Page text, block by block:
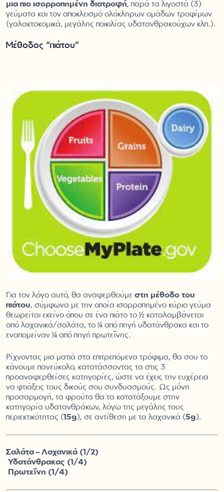
μια πιο ισορροπημένη διατροφή, παρά τα λιγοστά (3)
γεύματα και τον αποκλεισμό ολόκληρων ομάδων τροφίμων
(γαλακτοκομικά, μεγάλης ποικιλίας υδατανθρακούχων κλπ.).
Μέθοδος “πιάτου”
Για τον λόγο αυτό, θα αναφερθούμε στη μέθοδο του
πιάτου, σύμφωνα με την οποία ισορροπημένο κύριο γεύμα
θεωρείται εκείνο όπου σε ένα πιάτο το ½ καταλαμβάνεται
από λαχανικά/σαλάτα, το ¼ από πηγή υδατάνθρακα και το
εναπομείναν ¼ από πηγή πρωτεΐνης.
Ρίχνοντας μια ματιά στα επιτρεπόμενα τρόφιμα, θα σου το
κάνουμε πανεύκολο, κατατάσσοντας τα στις 3
προαναφερθείσες κατηγορίες, ώστε να έχεις την ευχέρεια
να φτιάξεις τους δικούς σου συνδυασμούς. Ως μόνη
προσαρμογή, τα φρούτα θα τα κατατάξουμε στην
κατηγορία υδατανθράκων, λόγω της μεγάλης τους
περιεκτικότητας (15g), σε αντίθεση με τα λαχανικά (5g).
Σαλάτα – Λαχανικά (1/2)
Υδατάνθρακας (1/4)
Πρωτεΐνη (1/4)